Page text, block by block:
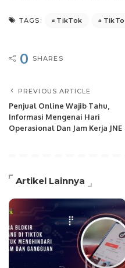
TAGS: TikTok
0 SHARES
PREVIOUS ARTICLE
Penjual Online Wajib Tahu,
Informasi Mengenai Hari
Operasional Dan Jam Kerja JNE
Artikel Lainnya